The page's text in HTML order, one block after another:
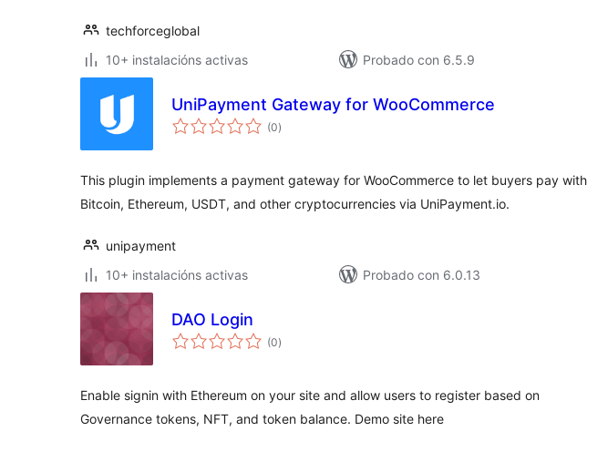
techforceglobal
10+ instalacións activas
Probado con 6.5.9
UniPayment Gateway for WooCommerce
(0valoracións
totais
)
This plugin implements a payment gateway for WooCommerce to let buyers pay with
Bitcoin, Ethereum, USDT, and other cryptocurrencies via UniPayment.io.
unipayment
10+ instalacións activas
Probado con 6.0.13
DAO Login
(0valoracións
totais
)
Enable signin with Ethereum on your site and allow users to register based on
Governance tokens, NFT, and token balance. Demo site here